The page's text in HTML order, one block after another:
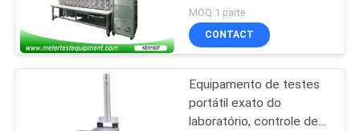
equipamento de testes
bonde do laboratório dos
canais
MOQ:1 parte
CONTACT
Equipamento de testes
portátil exato do
laboratório, controle de